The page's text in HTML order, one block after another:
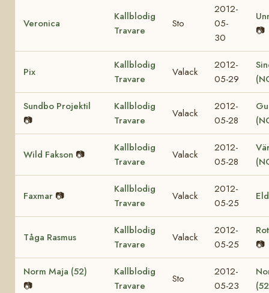
Veronica
Kallblodig
Travare
Sto
2012-
05-
30
📷
Pix
Kallblodig
Travare
Valack
2012-
05-29
Sundbo Projektil
📷
Kallblodig
Travare
Valack
2012-
05-28
Wild Fakson 📷
Kallblodig
Travare
Valack
2012-
05-28
Faxmar 📷
Kallblodig
Travare
Valack
2012-
05-25
Tåga Rasmus
Kallblodig
Travare
Valack
2012-
05-25
📷
Norm Maja (52)
📷
Kallblodig
Travare
Sto
2012-
05-23